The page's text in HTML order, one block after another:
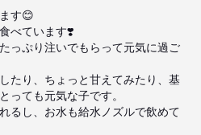
す😊
べています❣️
っぷり注いでもらって元気に過ご
たり、ちょっと甘えてみたり、基
っても元気な子です。
るし、お水も給水ノズルで飲めて